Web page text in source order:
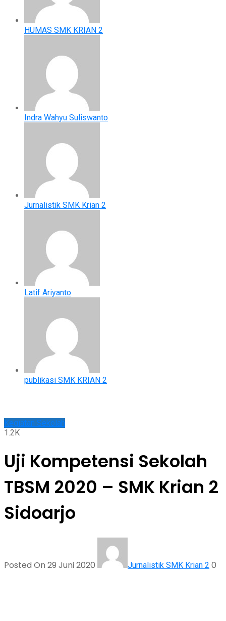
HUMAS SMK KRIAN 2
Indra Wahyu Suliswanto
Jurnalistik SMK Krian 2
Latif Ariyanto
publikasi SMK KRIAN 2
Kegiatan Sekolah
1.2K
Uji Kompetensi Sekolah
TBSM 2020 – SMK Krian 2
Sidoarjo
Posted On 29 Juni 2020 Jurnalistik SMK Krian 2 0